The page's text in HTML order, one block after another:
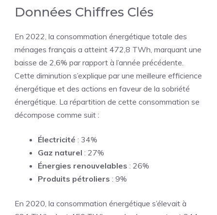
Données Chiffres Clés
En 2022, la consommation énergétique totale des
ménages français a atteint 472,8 TWh, marquant une
baisse de 2,6% par rapport à l’année précédente.
Cette diminution s’explique par une meilleure efficience
énergétique et des actions en faveur de la sobriété
énergétique. La répartition de cette consommation se
décompose comme suit :
Électricité : 34%
Gaz naturel : 27%
Énergies renouvelables : 26%
Produits pétroliers : 9%
En 2020, la consommation énergétique s’élevait à